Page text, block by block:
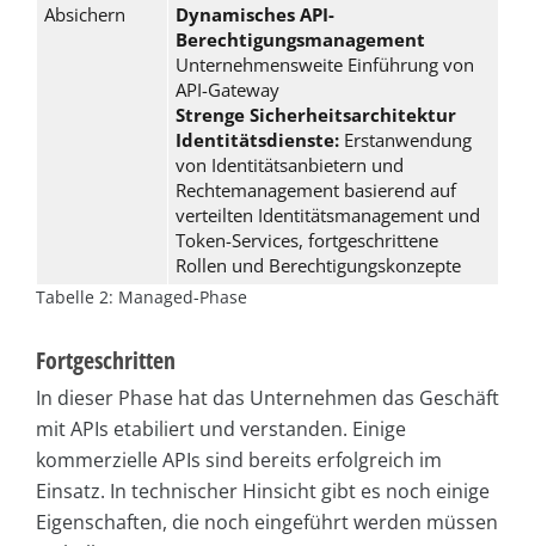
Absichern
Dynamisches API-
Berechtigungsmanagement
Unternehmensweite Einführung von
API-Gateway
Strenge Sicherheitsarchitektur
Identitätsdienste:Erstanwendung
von Identitätsanbietern und
Rechtemanagement basierend auf
verteilten Identitätsmanagement und
Token-Services, fortgeschrittene
Rollen und Berechtigungskonzepte
Tabelle 2: Managed-Phase
Fortgeschritten
In dieser Phase hat das Unternehmen das Geschäft
mit APIs etabiliert und verstanden. Einige
kommerzielle APIs sind bereits erfolgreich im
Einsatz. In technischer Hinsicht gibt es noch einige
Eigenschaften, die noch eingeführt werden müssen